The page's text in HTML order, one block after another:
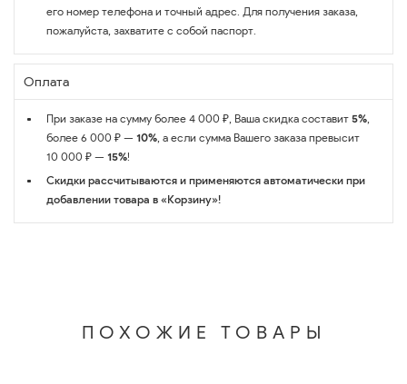
его номер телефона и точный адрес. Для получения заказа,
пожалуйста, захватите с собой паспорт.
Оплата
При заказе на сумму более 4 000 ₽, Ваша скидка составит 5%,
более 6 000 ₽ — 10%, а если сумма Вашего заказа превысит
10 000 ₽ — 15%!
Скидки рассчитываются и применяются автоматически при
добавлении товара в «Корзину»!
ПОХОЖИЕ ТОВАРЫ